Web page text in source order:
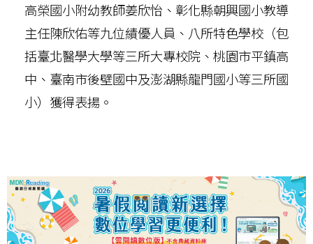
高榮國小附幼教師姜欣怡、彰化縣朝興國小教導
主任陳欣佑等九位績優人員、八所特色學校（包
括臺北醫學大學等三所大專校院、桃園市平鎮高
中、臺南市後壁國中及澎湖縣龍門國小等三所國
小）獲得表揚。